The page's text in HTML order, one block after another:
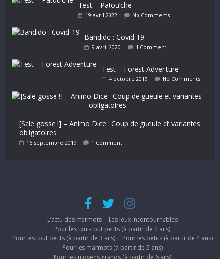
Test – Patou’che
19 avril 2022 No Comments
Bandido : Covid-19
9 avril 2020 1 Comment
Test – Forest Adventure
4 octobre 2019 No Comments
[Sale gosse !] – Animo Dice : Coup de gueule et variantes
obligatoires
16 septembre 2019 1 Comment
L’actu des marmots
Les jeux incontournables
Pour les tout-tout petits (à partir de 2 ans)
Pour les tout petits (à partir de 3 ans)
Pour les petits (à partir de 4 ans)
Pour les marmots (à partir de 5 ans)
Pour les moyens grands (à partir de 6 ans)